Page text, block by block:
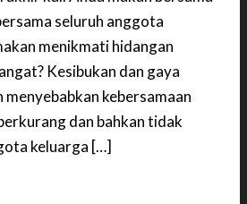
seluruh anggota
menikmati hidangan
Kesibukan dan gaya
menyebabkan kebersamaan
dan bahkan tidak
keluarga […]